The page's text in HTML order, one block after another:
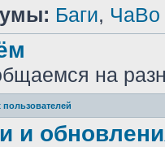
Баги, ЧаВо
на
и